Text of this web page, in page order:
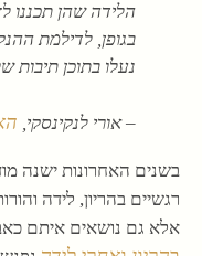
הלידה שהן תכננו
בגופן, לדילמת
נעלו בתוכן תיבות
– אורי לנקינסקי,
בשנים האחרונות ישנה
רגשיים בהריון, לידה
אלא גם נושאים איתם